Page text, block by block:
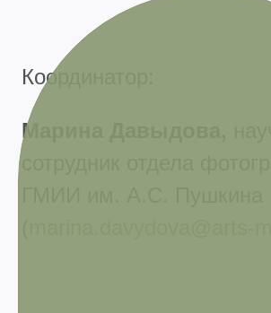
Координатор:
Марина Давыдова,